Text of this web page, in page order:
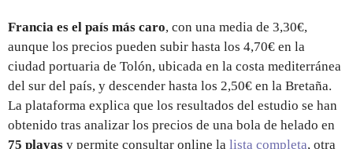
Francia es el país más caro, con una media de 3,30€,
aunque los precios pueden subir hasta los 4,70€ en la
ciudad portuaria de Tolón, ubicada en la costa mediterránea
del sur del país, y descender hasta los 2,50€ en la Bretaña.
La plataforma explica que los resultados del estudio se han
obtenido tras analizar los precios de una bola de helado en
75 playas y permite consultar online la lista completa, otra